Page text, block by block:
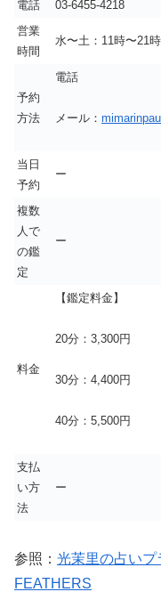
電話
03-6455-4218
営業
時間
水〜土：11時〜21時
予約
方法
電話
メール：
当日
予約
ー
複数
人で
の鑑
定
ー
料金
【鑑定料金】
20分：3,300円
30分：4,400円
40分：5,500円
支払
い方
法
ー
参照： 光茉里の占い
FEATHERS